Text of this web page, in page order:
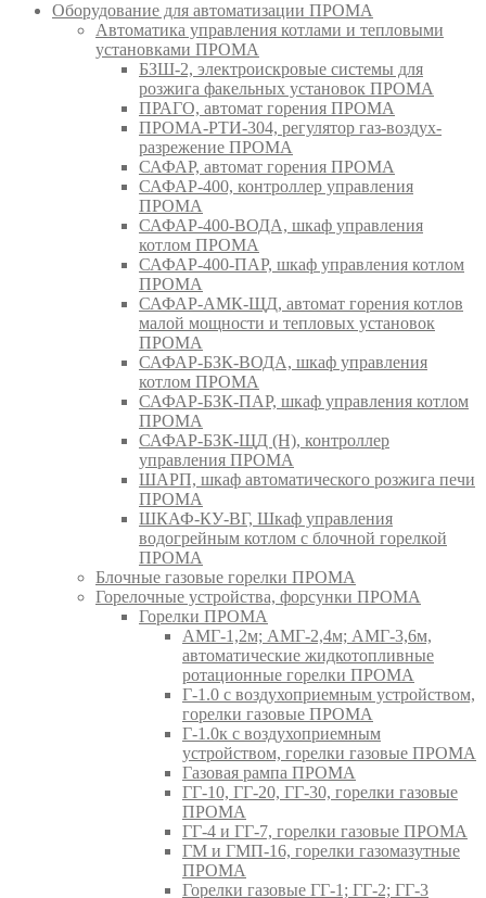
Оборудование для автоматизации ПРОМА
Автоматика управления котлами и тепловыми
установками ПРОМА
БЗШ-2, электроискровые системы для
розжига факельных установок ПРОМА
ПРАГО, автомат горения ПРОМА
ПРОМА-РТИ-304, регулятор газ-воздух-
разрежение ПРОМА
САФАР, автомат горения ПРОМА
САФАР-400, контроллер управления
ПРОМА
САФАР-400-ВОДА, шкаф управления
котлом ПРОМА
САФАР-400-ПАР, шкаф управления котлом
ПРОМА
САФАР-АМК-ЩД, автомат горения котлов
малой мощности и тепловых установок
ПРОМА
САФАР-БЗК-ВОДА, шкаф управления
котлом ПРОМА
САФАР-БЗК-ПАР, шкаф управления котлом
ПРОМА
САФАР-БЗК-ЩД (Н), контроллер
управления ПРОМА
ШАРП, шкаф автоматического розжига печи
ПРОМА
ШКАФ-КУ-ВГ, Шкаф управления
водогрейным котлом с блочной горелкой
ПРОМА
Блочные газовые горелки ПРОМА
Горелочные устройства, форсунки ПРОМА
Горелки ПРОМА
АМГ-1,2м; АМГ-2,4м; АМГ-3,6м,
автоматические жидкотопливные
ротационные горелки ПРОМА
Г-1.0 с воздухоприемным устройством,
горелки газовые ПРОМА
Г-1.0к с воздухоприемным
устройством, горелки газовые ПРОМА
Газовая рампа ПРОМА
ГГ-10, ГГ-20, ГГ-30, горелки газовые
ПРОМА
ГГ-4 и ГГ-7, горелки газовые ПРОМА
ГМ и ГМП-16, горелки газомазутные
ПРОМА
Горелки газовые ГГ-1; ГГ-2; ГГ-3